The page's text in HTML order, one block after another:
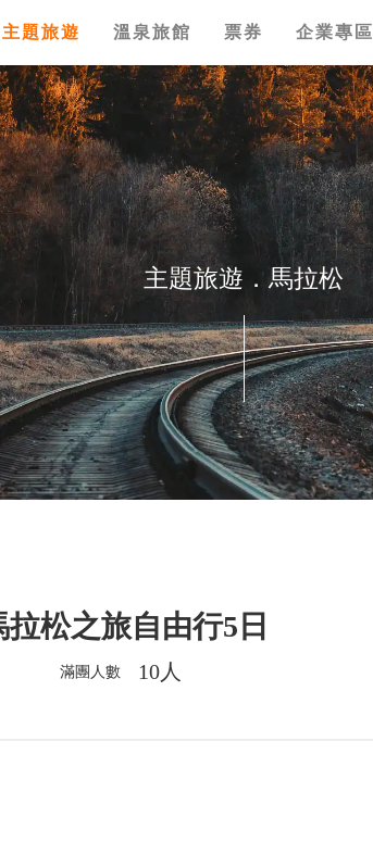
主題旅遊 溫泉旅館 票券 企業專區
主題旅遊．馬拉松
松之旅自由行5日
滿團人數 10人